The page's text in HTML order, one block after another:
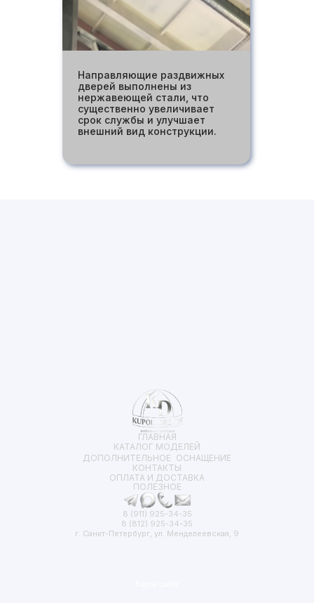
Направляющие раздвижных
дверей выполнены из
нержавеющей стали, что
существенно увеличивает
срок службы и улучшает
внешний вид конструкции.
ГЛАВНАЯ
КАТАЛОГ МОДЕЛЕЙ
ДОПОЛНИТЕЛЬНОЕ ОСНАЩЕНИЕ
КОНТАКТЫ
ОПЛАТА И ДОСТАВКА
ПОЛЕЗНОЕ
8 (911) 925-34-35
8 (812) 925-34-35
г. Санкт-Петербург, ул. Менделеевская, 9